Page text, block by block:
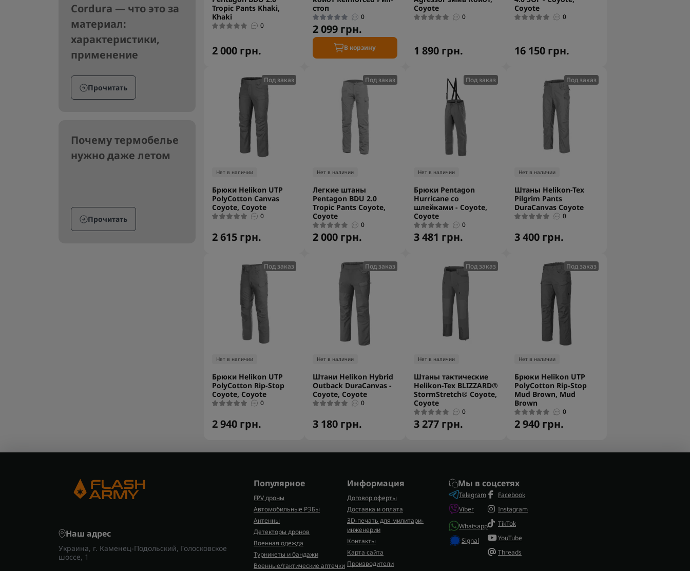
Cordura — что это за
материал:
характеристики,
применение
Прочитать
Почему термобелье
нужно даже летом
Прочитать
Tropic Pants Khaki,
Khaki
0
2 000 грн.
стоп
0
2 099 грн.
В корзину
Coyote
0
1 890 грн.
Coyote
0
16 150 грн.
Под заказ
Нет в наличии
Брюки Helikon UTP
PolyCotton Canvas
Coyote, Coyote
0
2 615 грн.
Под заказ
Нет в наличии
Легкие штаны
Pentagon BDU 2.0
Tropic Pants Coyote,
Coyote
0
2 000 грн.
Под заказ
Нет в наличии
Брюки Pentagon
Hurricane со
шлейками - Coyote,
Coyote
0
3 481 грн.
Под заказ
Нет в наличии
Штаны Helikon-Tex
Pilgrim Pants
DuraCanvas Coyote
0
3 400 грн.
Под заказ
Нет в наличии
Брюки Helikon UTP
PolyCotton Rip-Stop
Coyote, Coyote
0
2 940 грн.
Под заказ
Нет в наличии
Штани Helikon Hybrid
Outback DuraCanvas -
Coyote, Coyote
0
3 180 грн.
Под заказ
Нет в наличии
Штаны тактические
Helikon-Tex BLIZZARD®
StormStretch® Coyote,
Coyote
0
3 277 грн.
Под заказ
Нет в наличии
Брюки Helikon UTP
PolyCotton Rip-Stop
Mud Brown, Mud
Brown
0
2 940 грн.
Наш адрес
Украина, г. Каменец-Подольский, Голосковское
шоссе, 1
Популярное
FPV дроны
Автомобильные РЭБы
Антенны
Детекторы дронов
Военная одежда
Турникеты и бандажи
Военные/тактические аптечки
Информация
Договор оферты
Доставка и оплата
3D-печать для милитари-
инженерии
Контакты
Карта сайта
Производители
Мы в соцсетях
Telegram
Viber
Whatsapp
Signal
Facebook
Instagram
TikTok
YouTube
Threads